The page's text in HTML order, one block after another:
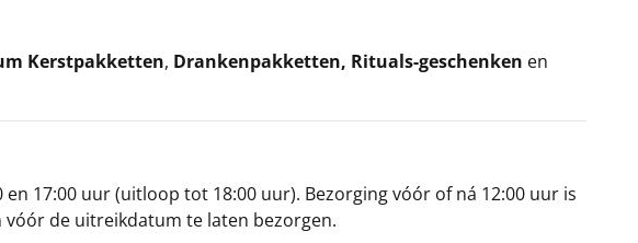
Kerstpakketten, Drankenpakketten, Rituals-geschenken en
17:00 uur (uitloop tot 18:00 uur). Bezorging vóór of ná 12:00 uur is
de uitreikdatum te laten bezorgen.